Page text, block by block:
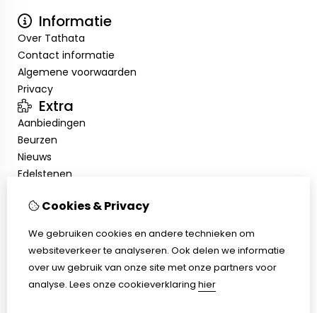
Informatie
Over Tathata
Contact informatie
Algemene voorwaarden
Privacy
Extra
Aanbiedingen
Beurzen
Nieuws
Edelstenen
Mijn account
Bestelhistorie
Klantenservice
Contact
Cookies & Privacy
We gebruiken cookies en andere technieken om
websiteverkeer te analyseren. Ook delen we informatie
over uw gebruik van onze site met onze partners voor
analyse. Lees onze cookieverklaring hier